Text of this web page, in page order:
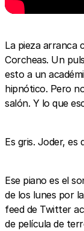
La pieza arranca
Corcheas. Un
esto a un
hipnótico. Pero
salón. Y lo que
Es gris. Joder, es
Ese piano es el
de los lunes por
feed de Twitter
de película de